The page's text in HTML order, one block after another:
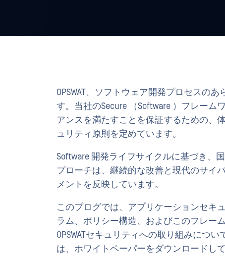
OPSWAT、ソフトウェア開発プロセスの
す。当社のSecure （Software ）フレー
アンスを満たすことを保証するための、
ュリティ原則を定めています。
Software 開発ライフサイクルに基づき、
プローチは、継続的な改善と現代のサイ
メントを反映しています。
このブログでは、アプリケーションセキ
ラム、ポリシー構造、およびこのフレー
OPSWATセキュリティへの取り組みにつ
は、ホワイトペーパーをダウンロードして